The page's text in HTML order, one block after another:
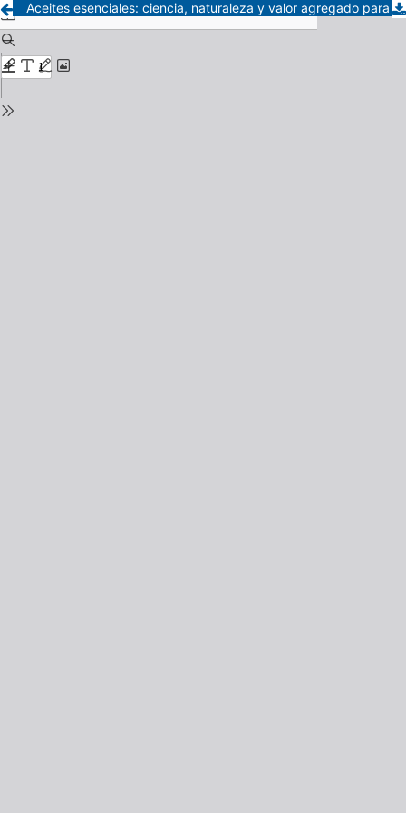
Aceites esenciales: ciencia, naturaleza y valor agregado para las economías locales.